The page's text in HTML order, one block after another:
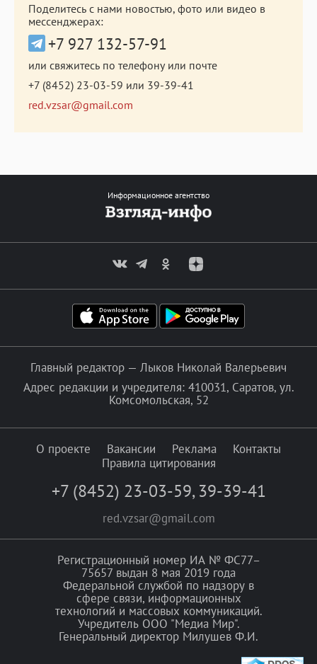
Поделитесь с нами новостью, фото или видео в
мессенджерах:
+7 927 132-57-91
или свяжитесь по телефону или почте
+7 (8452) 23-03-59 или 39-39-41
red.vzsar@gmail.com
Информационное агентство
Главный редактор — Лыков Николай Валерьевич
Адрес редакции и учредителя: 410031, Саратов, ул.
Комсомольская, 52
О проекте Вакансии Реклама
Контакты
Правила цитирования
+7 (8452) 23-03-59, 39-39-41
red.vzsar@gmail.com
Регистрационный номер ИА № ФС77–
75657 выдан 8 мая 2019 года
Федеральной службой по надзору в
сфере связи, информационных
технологий и массовых коммуникаций.
Учредитель ООО "Медиа Мир".
Генеральный директор Милушев Ф.И.